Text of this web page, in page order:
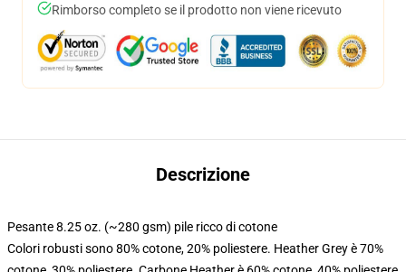
Rimborso completo se il prodotto non viene ricevuto
Descrizione
Pesante 8.25 oz. (~280 gsm) pile ricco di cotone
Colori robusti sono 80% cotone, 20% poliestere. Heather Grey è 70%